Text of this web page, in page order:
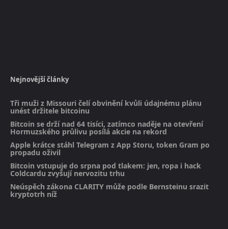
Nejnovější články
Tři muži z Missouri čelí obvinění kvůli údajnému plánu
unést držitele bitcoinu
Bitcoin se drží nad 64 tisíci, zatímco naděje na otevření
Hormuzského průlivu posílá akcie na rekord
Apple krátce stáhl Telegram z App Storu, token Gram po
propadu oživil
Bitcoin vstupuje do srpna pod tlakem: jen, ropa i hack
Coldcardu zvyšují nervozitu trhu
Neúspěch zákona CLARITY může podle Bernsteinu srazit
kryptotrh níž